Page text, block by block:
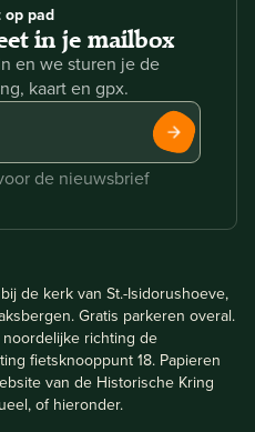
op pad
in je mailbox
en we sturen je de
kaart en gpx.
de nieuwsbrief
de kerk van St.-Isidorushoeve,
Gratis parkeren overal.
richting de
fietsknooppunt 18. Papieren
van de Historische Kring
of hieronder.